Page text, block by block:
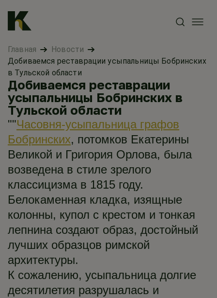
Главная
Новости
Добиваемся реставрации усыпальницы Бобринских
в Тульской области
Добиваемся реставрации
усыпальницы Бобринских в
Тульской области
""Часовня-усыпальница графов
Бобринских, потомков Екатерины
Великой и Григория Орлова, была
возведена в стиле зрелого
классицизма в 1815 году.
Белокаменная кладка, изящные
колонны, купол с крестом и тонкая
лепнина создают образ, достойный
лучших образцов римской
архитектуры.
К сожалению, усыпальница долгие
десятилетия разрушалась и